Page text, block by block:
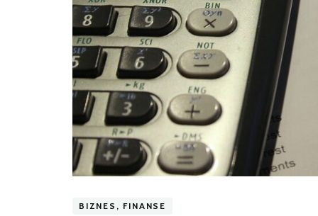
BIZNES, FINANSE